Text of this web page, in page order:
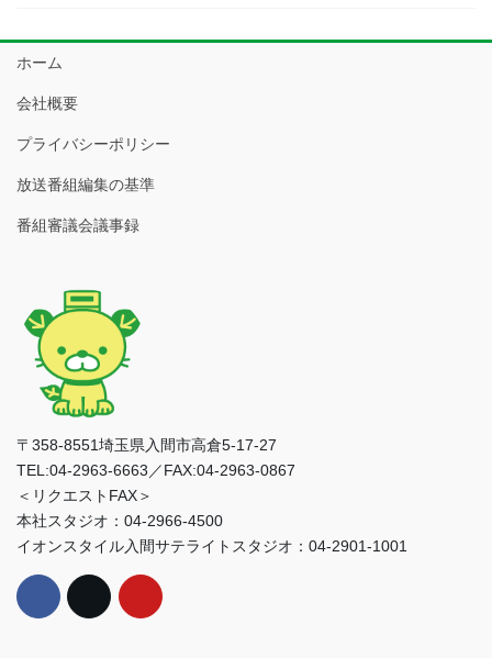
ホーム
会社概要
プライバシーポリシー
放送番組編集の基準
番組審議会議事録
〒358-8551埼玉県入間市高倉5-17-27
TEL:04-2963-6663／FAX:04-2963-0867
＜リクエストFAX＞
本社スタジオ：04-2966-4500
イオンスタイル入間サテライトスタジオ：04-2901-1001